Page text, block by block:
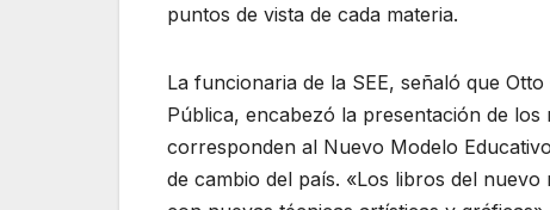
puntos de vista de cada materia.
La funcionaria de la SEE, señaló que
Pública, encabezó la presentación de
corresponden al Nuevo Modelo
de cambio del país. «Los libros del